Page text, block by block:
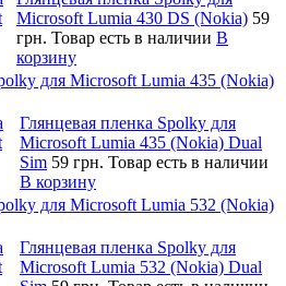
Microsoft Lumia 430 DS (Nokia) 59
грн. Товар есть в наличии В
корзину
для Microsoft Lumia 435 (Nokia)
Глянцевая пленка Spolky для
Microsoft Lumia 435 (Nokia) Dual
Sim 59 грн. Товар есть в наличии
В корзину
для Microsoft Lumia 532 (Nokia)
Глянцевая пленка Spolky для
Microsoft Lumia 532 (Nokia) Dual